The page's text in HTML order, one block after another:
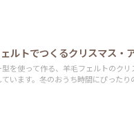
ルトでつくるクリスマス・
型を使って作る、羊毛フェルトのク
ています。冬のおうち時間にぴった